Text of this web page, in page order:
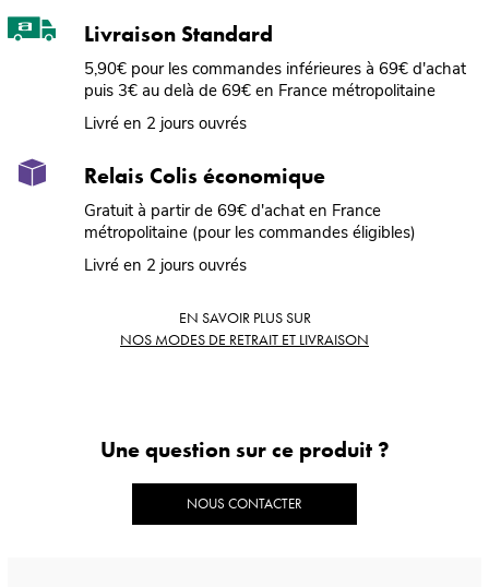
Livraison Standard
5,90€ pour les commandes inférieures à 69€ d'achat
puis 3€ au delà de 69€ en France métropolitaine
Livré en 2 jours ouvrés
Relais Colis économique
Gratuit à partir de 69€ d'achat en France
métropolitaine (pour les commandes éligibles)
Livré en 2 jours ouvrés
EN SAVOIR PLUS SUR
NOS MODES DE RETRAIT ET LIVRAISON
Une question sur ce produit ?
NOUS CONTACTER